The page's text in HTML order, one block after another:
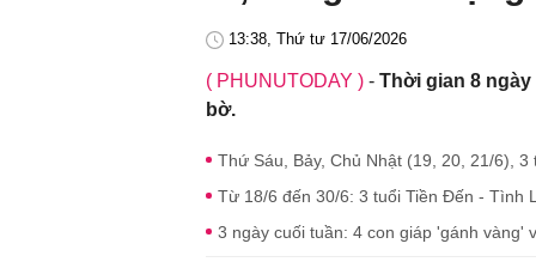
13:38, Thứ tư 17/06/2026
( PHUNUTODAY ) - Thời gian 8
bờ.
Thứ Sáu, Bảy, Chủ Nhật (19, 20, 21/6),
Từ 18/6 đến 30/6: 3 tuổi Tiền Đến - Tình
3 ngày cuối tuần: 4 con giáp 'gánh vàng'